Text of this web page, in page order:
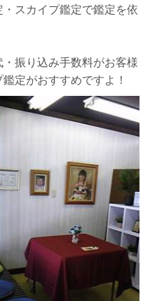
スカイプ鑑定で鑑定を依
振り込み手数料がお客様
定がおすすめですよ！